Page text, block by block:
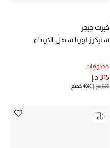
كيرت جيجر
سنيكرز لورنا سهل الارتداء
خصومات
315 د.إ
525 د.إ 40% خصم